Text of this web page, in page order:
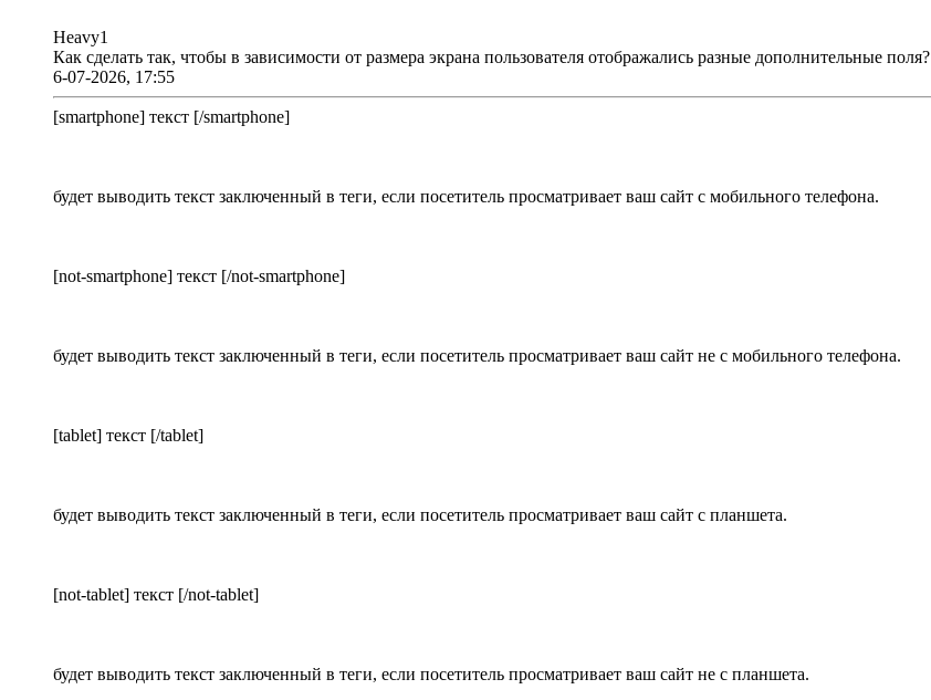
Heavy1
Как сделать так, чтобы в зависимости от размера экрана пользователя отображались разные дополнительные поля?
6-07-2026, 17:55
[smartphone] текст [/smartphone]
будет выводить текст заключенный в теги, если посетитель просматривает ваш сайт с мобильного телефона.
[not-smartphone] текст [/not-smartphone]
будет выводить текст заключенный в теги, если посетитель просматривает ваш сайт не с мобильного телефона.
[tablet] текст [/tablet]
будет выводить текст заключенный в теги, если посетитель просматривает ваш сайт с планшета.
[not-tablet] текст [/not-tablet]
будет выводить текст заключенный в теги, если посетитель просматривает ваш сайт не с планшета.